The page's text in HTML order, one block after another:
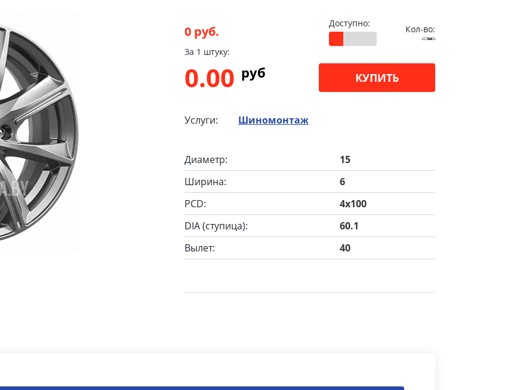
0 руб.
Доступно:
Кол-во:
За 1 штуку:
0.00 pуб КУПИТЬ
Услуги: Шиномонтаж
Диаметр:
15
Ширина:
6
PCD:
4x100
DIA (ступица):
60.1
Вылет:
40